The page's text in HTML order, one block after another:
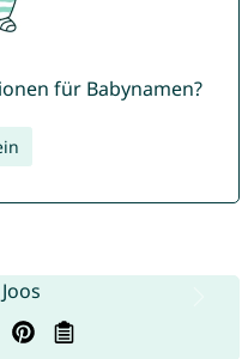
für Babynamen?